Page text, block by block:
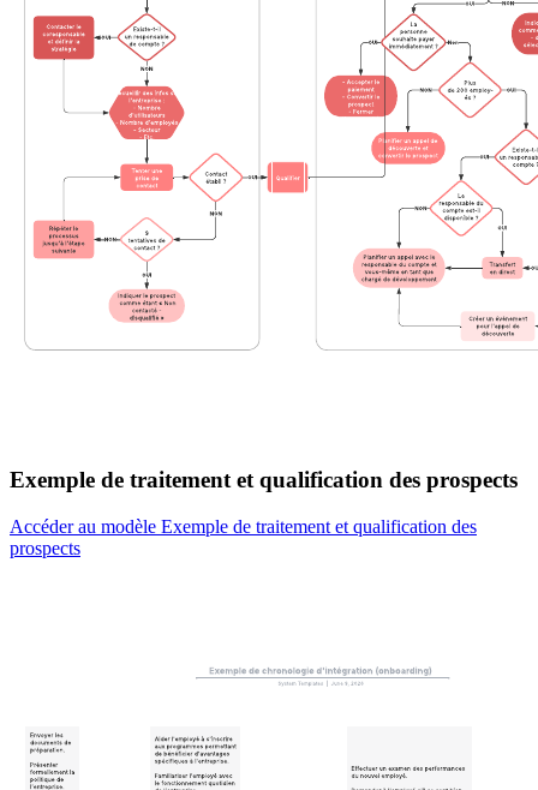
Exemple de traitement et qualification des prospects
Accéder au modèle Exemple de traitement et qualification des
prospects